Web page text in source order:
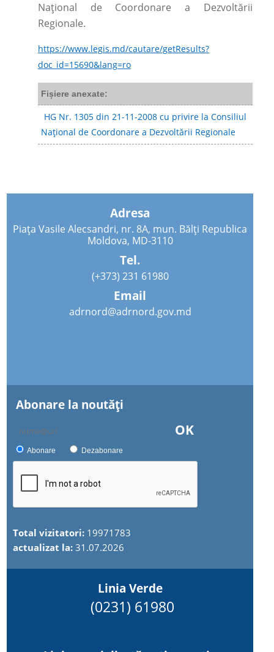
Național de Coordonare a Dezvoltării
Regionale.
https://www.legis.md/cautare/getResults?
doc_id=15690&lang=ro
Fișiere anexate:
HG Nr. 1305 din 21-11-2008 cu privire la Consiliul
Național de Coordonare a Dezvoltării Regionale
Adresa
Piața Vasile Alecsandri, nr. 8A, mun. Bălți Republica
Moldova, MD-3110
Tel.
(+373) 231 61980
Email
adrnord@adrnord.gov.md
Abonare la noutăţi
OK
Abonare Dezabonare
Total vizitatori: 19971783
actualizat la:31.07.2026
Linia Verde
(0231) 61980